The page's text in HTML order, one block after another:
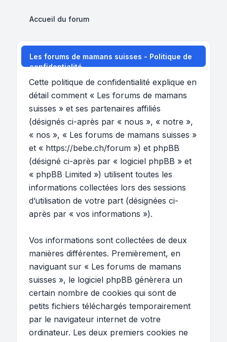
Accueil du forum
Les forums de mamans suisses - Politique de
confidentialité
Cette politique de confidentialité explique en
détail comment « Les forums de mamans
suisses » et ses partenaires affiliés
(désignés ci-après par « nous », « notre »,
« nos », « Les forums de mamans suisses »
et « https://bebe.ch/forum ») et phpBB
(désigné ci-après par « logiciel phpBB » et
« phpBB Limited ») utilisent toutes les
informations collectées lors des sessions
d’utilisation de votre part (désignées ci-
après par « vos informations »).
Vos informations sont collectées de deux
manières différentes. Premièrement, en
naviguant sur « Les forums de mamans
suisses », le logiciel phpBB génèrera un
certain nombre de cookies qui sont de
petits fichiers téléchargés temporairement
par le navigateur internet de votre
ordinateur. Les deux premiers cookies ne